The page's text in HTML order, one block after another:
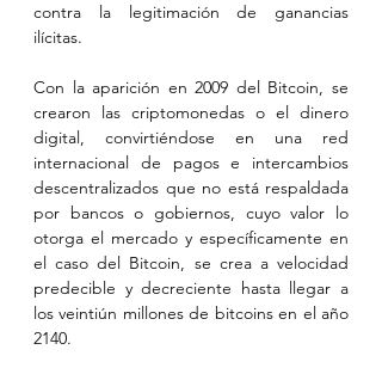
contra la legitimación de ganancias
ilícitas.
Con la aparición en 2009 del Bitcoin, se
crearon las criptomonedas o el dinero
digital, convirtiéndose en una red
internacional de pagos e intercambios
descentralizados que no está respaldada
por bancos o gobiernos, cuyo valor lo
otorga el mercado y específicamente en
el caso del Bitcoin, se crea a velocidad
predecible y decreciente hasta llegar a
los veintiún millones de bitcoins en el año
2140.